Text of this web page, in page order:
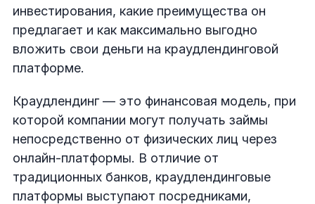
инвестирования, какие преимущества он
предлагает и как максимально выгодно
вложить свои деньги на краудлендинговой
платформе.
Краудлендинг — это финансовая модель, при
которой компании могут получать займы
непосредственно от физических лиц через
онлайн-платформы. В отличие от
традиционных банков, краудлендинговые
платформы выступают посредниками,